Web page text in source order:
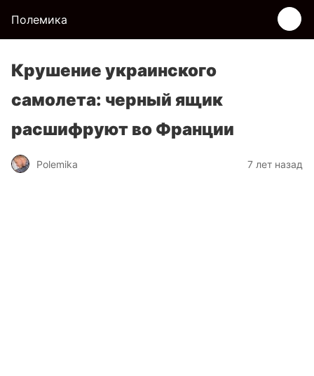
Полемика
Крушение украинского
самолета: черный ящик
расшифруют во Франции
Polemika 7 лет назад